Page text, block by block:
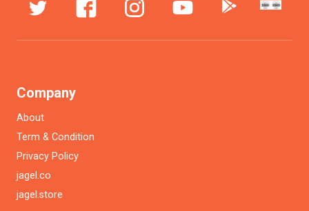
Company
About
Term & Condition
Privacy Policy
jagel.co
jagel.store